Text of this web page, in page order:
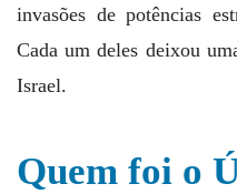
invasões de potências
Cada um deles deixou
Israel.
Quem foi o